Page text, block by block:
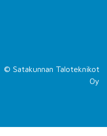
© Satakunnan Taloteknikot
Oy